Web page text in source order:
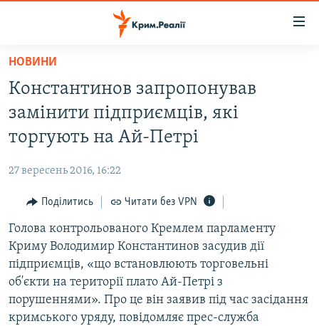
Перейти
основного
матеріалу
до
основної
навігації
Перейти
пошуку
БЛОГИ
ПОГЛЯД
ІНТЕРВ'Ю
ВСЕ ЗА ДЕНЬ
СПЕЦПРОЕКТИ
ДЕПОРТАЦІЯ
ЯК ОБІЙТИ БЛОКУВАННЯ
НОВИНИ
Константинов запропонував
замінити підприємців, які
торгують на Ай-Петрі
27 вересень 2016, 16:22
Поділитись Читати без VPN
Голова контрольованого Кремлем парламенту
Криму Володимир Константинов засудив дії
підприємців, «що встановлюють торговельні
об'єкти на території плато Ай-Петрі з
порушеннями». Про це він заявив під час засідання
кримського уряду, повідомляє прес-служба